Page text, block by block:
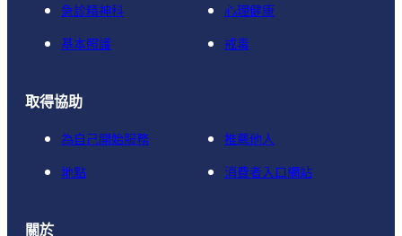
急診精神科
心理健康
基本照護
戒毒
取得協助
為自己開始服務
推薦他人
地點
消費者入口網站
關於